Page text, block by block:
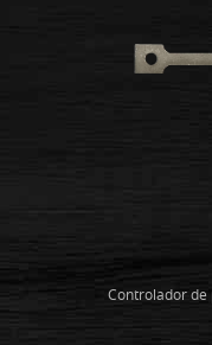
Controlador de